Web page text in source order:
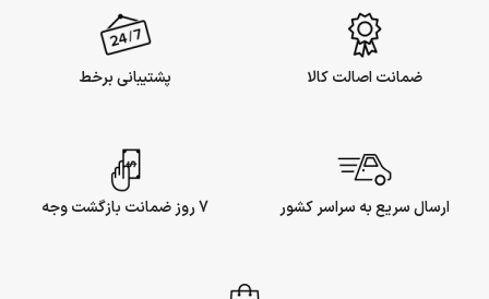
ضمانت اصالت کالا پشتیبانی برخط
ارسال سریع به سراسر کشور 7 روز ضمانت بازگشت وجه